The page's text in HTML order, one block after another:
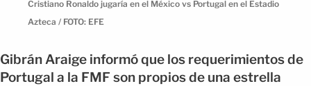
Cristiano Ronaldo jugaría en el México vs Portugal en el Estadio
Azteca / FOTO: EFE
Gibrán Araige informó que los requerimientos de
Portugal a la FMF son propios de una estrella